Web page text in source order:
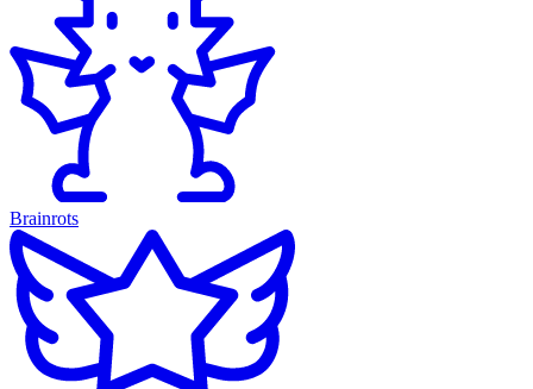
Brainrots